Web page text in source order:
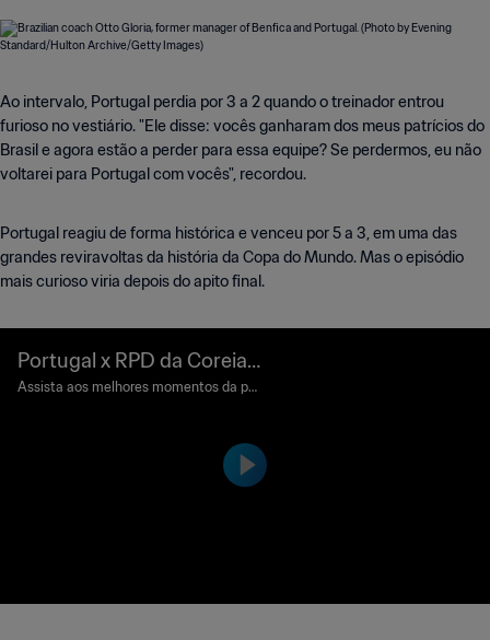
Ao intervalo, Portugal perdia por 3 a 2 quando o treinador entrou
furioso no vestiário. "Ele disse: vocês ganharam dos meus patrícios do
Brasil e agora estão a perder para essa equipe? Se perdermos, eu não
voltarei para Portugal com vocês", recordou.
Portugal reagiu de forma histórica e venceu por 5 a 3, em uma das
grandes reviravoltas da história da Copa do Mundo. Mas o episódio
mais curioso viria depois do apito final.
Portugal x RPD da Coreia |
Quartas de final | Copa do
glaterra | Melhores Mome
Assista aos melhores momentos da par